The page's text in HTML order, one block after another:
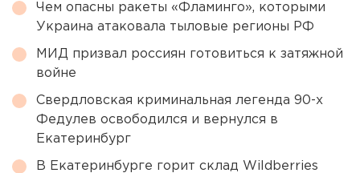
Чем опасны ракеты «Фламинго», которыми
Украина атаковала тыловые регионы РФ
МИД призвал россиян готовиться к затяжной
войне
Свердловская криминальная легенда 90-х
Федулев освободился и вернулся в
Екатеринбург
В Екатеринбурге горит склад Wildberries